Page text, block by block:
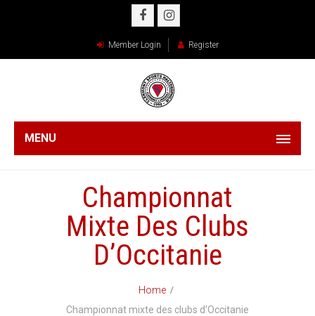
Member Login Register
MENU
Championnat
Mixte Des Clubs
D’Occitanie
Home
Championnat mixte des clubs d’Occitanie